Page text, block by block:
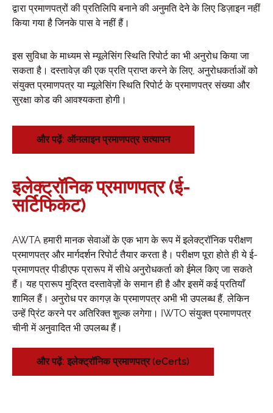
द्वारा प्रमाणपत्रों की प्रतिलिपि बनाने की अनुमति देने के लिए डिज़ाइन नहीं
किया गया है जिनके पास वे नहीं हैं।
इस सुविधा के माध्यम से म्यूलेसिंग स्थिति रिपोर्ट का भी अनुरोध किया जा
सकता है। दस्तावेज़ की एक प्रति प्राप्त करने के लिए, अनुरोधकर्ताओं को
संयुक्त प्रमाणपत्र या म्यूलेसिंग स्थिति रिपोर्ट के प्रमाणपत्र संख्या और
सुरक्षा कोड की आवश्यकता होगी।
और पढ़ें: ऑनलाइन प्रमाणपत्र सत्यापन
इलेक्ट्रॉनिक प्रमाणपत्र (ई-
सर्टिफिकेट)
AWTA हमारी मानक सेवाओं के एक भाग के रूप में इलेक्ट्रॉनिक परीक्षण
प्रमाणपत्र और मार्गदर्शन रिपोर्ट तैयार करता है। परीक्षण पूरा होते ही ये ई-
प्रमाणपत्र पीडीएफ प्रारूप में सीधे अनुरोधकर्ता को ईमेल किए जा सकते
हैं। यह प्रारूप मुद्रित दस्तावेज़ों के समान ही है और इसमें कई प्रतियाँ
शामिल हैं। अनुरोध पर कागज़ के प्रमाणपत्र अभी भी उपलब्ध हैं, लेकिन
उन्हें प्रिंट करने पर अतिरिक्त शुल्क लगेगा। IWTO संयुक्त प्रमाणपत्र
चीनी में अनुवादित भी उपलब्ध हैं।
और पढ़ें: इलेक्ट्रॉनिक प्रमाणपत्र (eCerts)